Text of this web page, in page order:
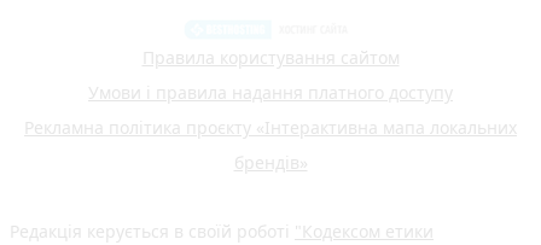
Правила користування сайтом
Умови і правила надання платного доступу
Рекламна політика проєкту «Інтерактивна мапа локальних
брендів»
Редакція керується в своїй роботі "Кодексом етики